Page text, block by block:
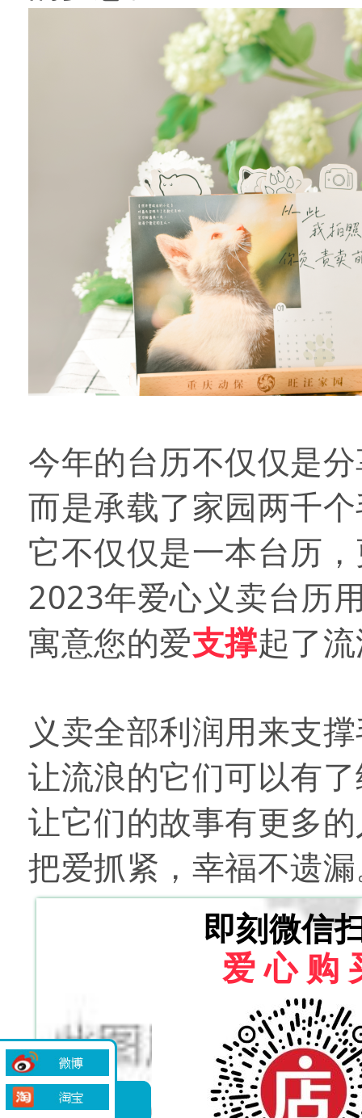
今年的台历不仅仅是
而是承载了家园两千
它不仅仅是一本台历
2023年爱心义卖台历
寓意您的爱支撑起了
义卖全部利润用来支
让流浪的它们可以有
让它们的故事有更多
把爱抓紧，幸福不遗
即刻微信
爱 心 购